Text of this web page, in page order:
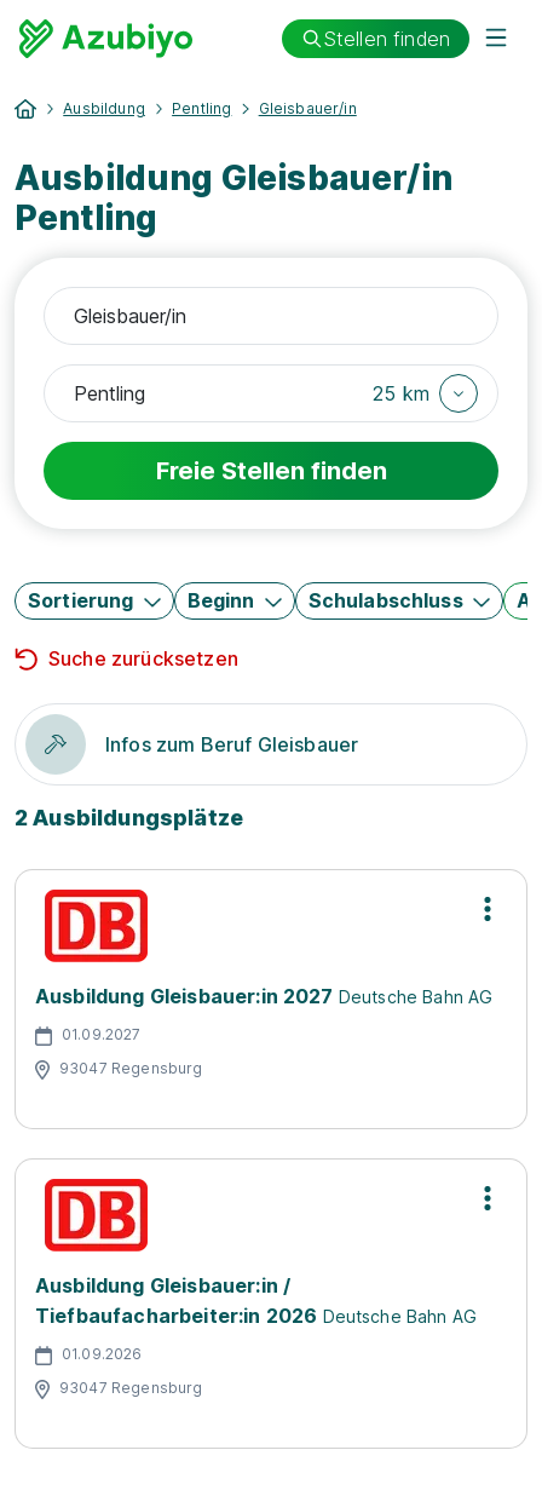
Stellen finden
Ausbildung Pentling Gleisbauer/in
Ausbildung Gleisbauer/in
Pentling
25 km
Freie Stellen finden
Sortierung Beginn Schulabschluss
Suche zurücksetzen
Infos zum Beruf Gleisbauer
2 Ausbildungsplätze
Ausbildung Gleisbauer:in 2027 Deutsche Bahn AG
01.09.2027
93047 Regensburg
Ausbildung Gleisbauer:in /
Tiefbaufacharbeiter:in 2026 Deutsche Bahn AG
01.09.2026
93047 Regensburg